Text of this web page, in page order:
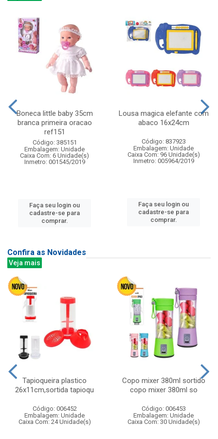
Boneca little baby 35cm
branca primeira oracao
ref151
Código: 385151
Embalagem: Unidade
Caixa Com: 6 Unidade(s)
Inmetro: 001545/2019
Faça seu login ou
cadastre-se para
comprar.
Lousa magica elefante com
abaco 16x24cm
Código: 837923
Embalagem: Unidade
Caixa Com: 96 Unidade(s)
Inmetro: 005964/2019
Faça seu login ou
cadastre-se para
comprar.
Confira as Novidades
Veja mais
Tapioqueira plastico
26x11cm,sortida tapioqu
Código: 006452
Embalagem: Unidade
Caixa Com: 24 Unidade(s)
Copo mixer 380ml sortido
copo mixer 380ml so
Código: 006453
Embalagem: Unidade
Caixa Com: 30 Unidade(s)